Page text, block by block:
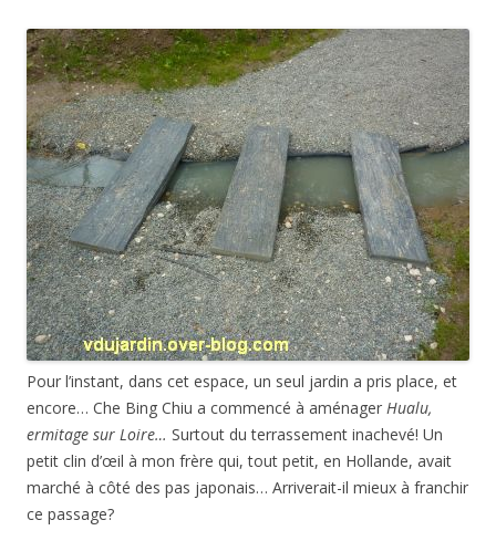
Pour l’instant, dans cet espace, un seul jardin a pris place, et
encore… Che Bing Chiu a commencé à aménager Hualu,
ermitage sur Loire… Surtout du terrassement inachevé! Un
petit clin d’œil à mon frère qui, tout petit, en Hollande, avait
marché à côté des pas japonais… Arriverait-il mieux à franchir
ce passage?